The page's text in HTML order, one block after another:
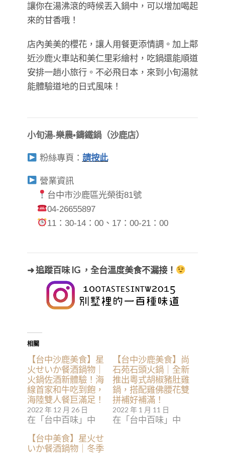
讓你在湯沸滾的時候丟入鍋中，可以增加喝起
來的甘香哦！
店內美美的櫻花，讓人用餐更添情調。加上鄰
近沙鹿火車站和美仁里彩繪村，吃鍋還能順道
安排一趟小旅行。不必飛日本，來到小旬湯就
能體驗道地的日式風味！
小旬湯-樂農•鑄鐵鍋（沙鹿店）
粉絲專頁： 請按此
營業資訊
台中市沙鹿區光榮街81號
04-26655897
11：30-14：00、17：00-21：00
➜ 追蹤百味 IG ，全台溫度美食不漏接！
相關
【台中沙鹿美食】星
火せいか餐酒鍋物｜
火鍋佐酒新體驗！海
線首家和牛吃到飽，
海陸雙人餐巨滿足！
2022 年 12 月 26 日
在「台中百味」中
【台中沙鹿美食】尚
石苑石頭火鍋｜全新
推出粵式胡椒豬肚雞
鍋，搭配雞佛腰花雙
拼補好補滿！
2022 年 1 月 11 日
在「台中百味」中
【台中美食】星火せ
いか餐酒鍋物｜冬季